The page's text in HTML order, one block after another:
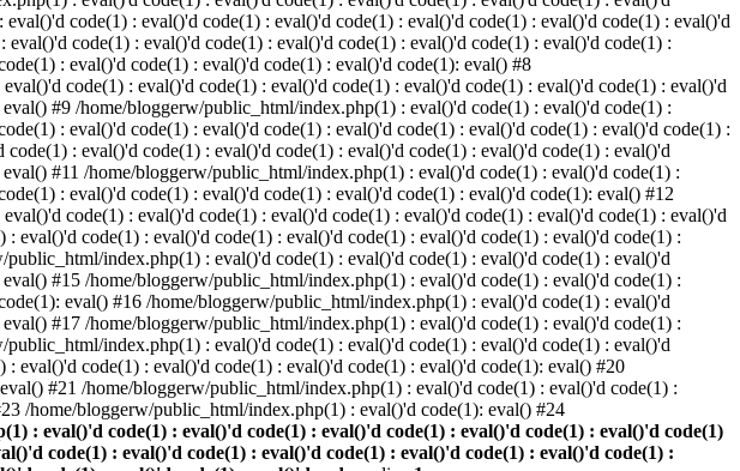
code(1) : eval()'d code(1) : eval()'d code(1) : eval()'d code(1) : eval()'d code(1) : eval()'d
code(1) : eval()'d code(1) : eval()'d code(1) : eval()'d code(1) : eval()'d code(1) :
: eval()'d code(1) : eval()'d code(1) : eval()'d code(1): eval() #8
code(1) : eval()'d code(1) : eval()'d code(1) : eval()'d code(1) : eval()'d code(1) : eval()'d
#9 /home/bloggerw/public_html/index.php(1) : eval()'d code(1) : eval()'d code(1) :
: eval()'d code(1) : eval()'d code(1) : eval()'d code(1) : eval()'d code(1) : eval()'d code(1) :
: eval()'d code(1) : eval()'d code(1) : eval()'d code(1) : eval()'d code(1) : eval()'d
#11 /home/bloggerw/public_html/index.php(1) : eval()'d code(1) : eval()'d code(1) :
: eval()'d code(1) : eval()'d code(1) : eval()'d code(1) : eval()'d code(1): eval() #12
code(1) : eval()'d code(1) : eval()'d code(1) : eval()'d code(1) : eval()'d code(1) : eval()'d
code(1) : eval()'d code(1) : eval()'d code(1) : eval()'d code(1) : eval()'d code(1) :
index.php(1) : eval()'d code(1) : eval()'d code(1) : eval()'d code(1) : eval()'d
#15 /home/bloggerw/public_html/index.php(1) : eval()'d code(1) : eval()'d code(1) :
eval() #16 /home/bloggerw/public_html/index.php(1) : eval()'d code(1) : eval()'d
#17 /home/bloggerw/public_html/index.php(1) : eval()'d code(1) : eval()'d code(1) :
index.php(1) : eval()'d code(1) : eval()'d code(1) : eval()'d code(1) : eval()'d
eval()'d code(1) : eval()'d code(1) : eval()'d code(1) : eval()'d code(1): eval() #20
#21 /home/bloggerw/public_html/index.php(1) : eval()'d code(1) : eval()'d code(1) :
/home/bloggerw/public_html/index.php(1) : eval()'d code(1): eval() #24
: eval()'d code(1) : eval()'d code(1) : eval()'d code(1) : eval()'d code(1) : eval()'d code(1)
code(1) : eval()'d code(1) : eval()'d code(1) : eval()'d code(1) : eval()'d code(1) :